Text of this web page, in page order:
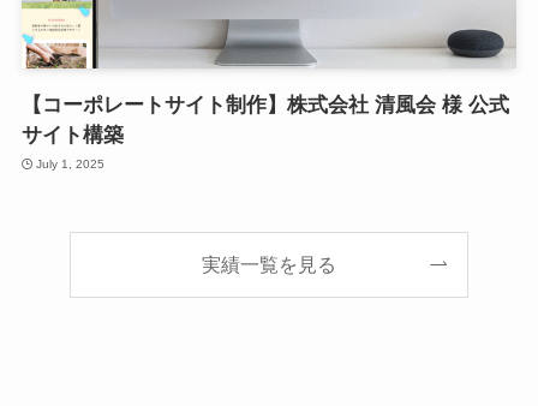
【コーポレートサイト制作】株式会社 清風会 様 公式
サイト構築
July 1, 2025
実績一覧を見る